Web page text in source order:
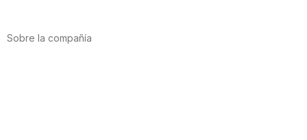
Sobre la compañía